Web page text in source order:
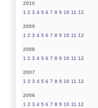
2010
1 2 3 4 5 6 7 8 9 10 11 12
2009
1 2 3 4 5 6 7 8 9 10 11 12
2008
1 2 3 4 5 6 7 8 9 10 11 12
2007
1 2 3 4 5 6 7 8 9 10 11 12
2006
1 2 3 4 5 6 7 8 9 10 11 12